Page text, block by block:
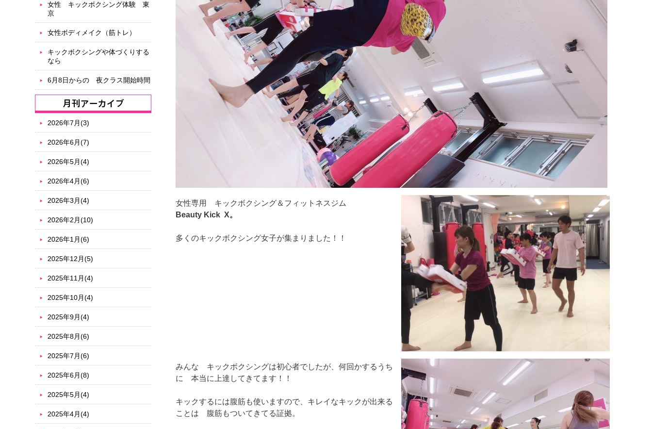
女性専用 キックボクシング＆フィットネスジム
Beauty Kick X。
多くのキックボクシング女子が集まりました！！
みんな キックボクシングは初心者でしたが、何回かするうち
に 本当に上達してきてます！！
キックするには腹筋も使いますので、キレイなキックが出来る
ことは 腹筋もついてきてる証拠。
女性 キックボクシング体験 東
京
女性ボディメイク（筋トレ）
キックボクシングや体づくりする
なら
6月8日からの 夜クラス開始時間
2026年7月(3)
2026年6月(7)
2026年5月(4)
2026年4月(6)
2026年3月(4)
2026年2月(10)
2026年1月(6)
2025年12月(5)
2025年11月(4)
2025年10月(4)
2025年9月(4)
2025年8月(6)
2025年7月(6)
2025年6月(8)
2025年5月(4)
2025年4月(4)